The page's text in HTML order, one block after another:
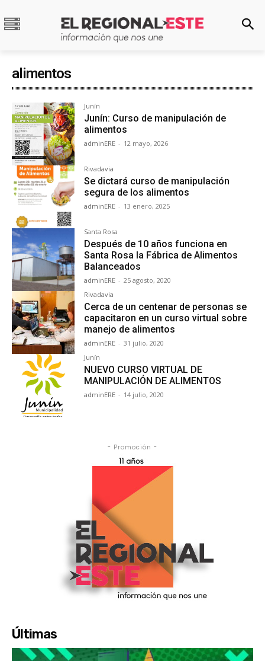
alimentos
Junín
Junín: Curso de manipulación de
alimentos
adminERE - 12 mayo, 2026
Rivadavia
Se dictará curso de manipulación
segura de los alimentos
adminERE - 13 enero, 2025
Santa Rosa
Después de 10 años funciona en
Santa Rosa la Fábrica de Alimentos
Balanceados
adminERE - 25 agosto, 2020
Rivadavia
Cerca de un centenar de personas se
capacitaron en un curso virtual sobre
manejo de alimentos
adminERE - 31 julio, 2020
Junín
NUEVO CURSO VIRTUAL DE
MANIPULACIÓN DE ALIMENTOS
adminERE - 14 julio, 2020
- Promoción -
Últimas